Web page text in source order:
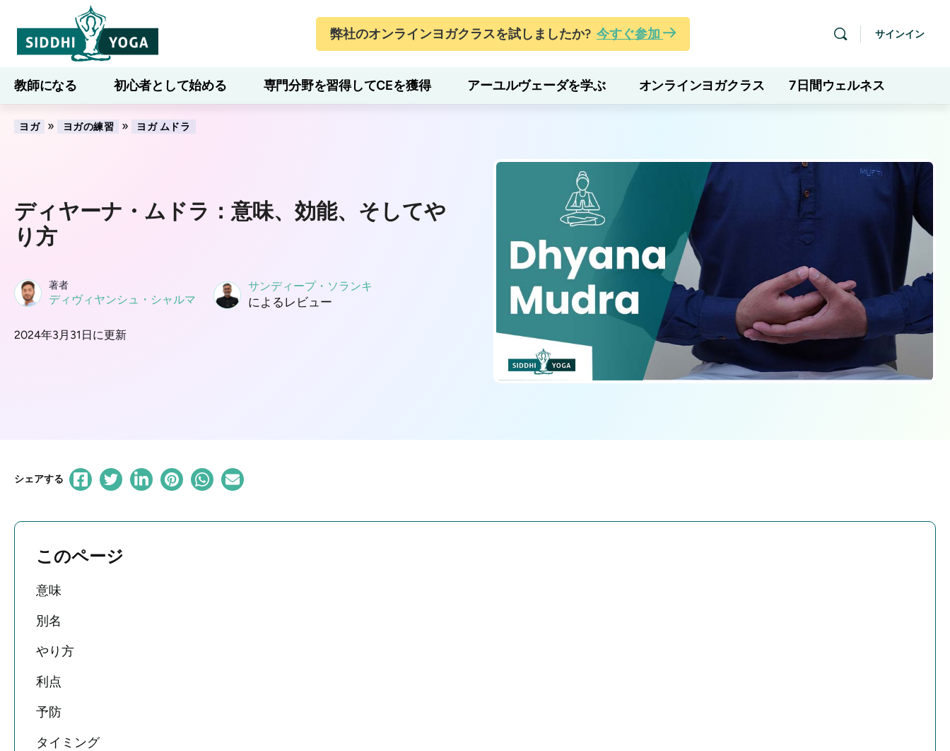
弊社のオンラインヨガクラスを試しましたか? 今すぐ参加 サインイン
教師になる 初心者として始める 専門分野を習得してCEを獲得 アーユルヴェーダを学ぶ オンラインヨガクラス 7日間ウェルネス
ブログ 学ぶ
ヨガ » ヨガの練習 » ヨガ ムドラ
ディヤーナ・ムドラ：意味、効能、そしてや
り方
著者
ディヴィヤンシュ・シャルマ
サンディープ・ソランキ
によるレビュー
2024年3月31日に更新
シェアする
このページ
意味
別名
やり方
利点
予防
タイミング